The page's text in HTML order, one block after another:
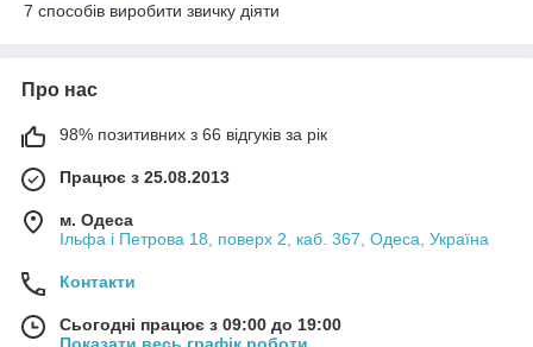
7 способів виробити звичку діяти
Про нас
98% позитивних з 66 відгуків за рік
Працює з 25.08.2013
м. Одеса
Ільфа і Петрова 18, поверх 2, каб. 367, Одеса, Україна
Контакти
Сьогодні працює з 09:00 до 19:00